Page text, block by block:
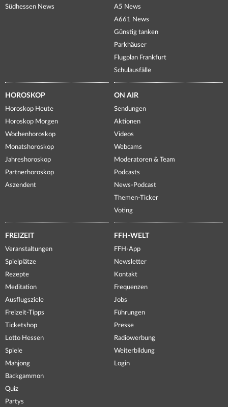
Südhessen News
A5 News
A661 News
Günstig tanken
Parkhäuser
Flugplan Frankfurt
Schulausfälle
HOROSKOP
Horoskop Heute
Horoskop Morgen
Wochenhoroskop
Monatshoroskop
Jahreshoroskop
Partnerhoroskop
Aszendent
ON AIR
Sendungen
Aktionen
Videos
Webcams
Moderatoren & Team
Podcasts
News-Podcast
Themen-Ticker
Voting
FREIZEIT
Veranstaltungen
Spielplätze
Rezepte
Meditation
Ausflugsziele
Freizeit-Tipps
Ticketshop
Lotto Hessen
Spiele
Mahjong
Backgammon
Quiz
Partys
FFH-WELT
FFH-App
Newsletter
Kontakt
Frequenzen
Jobs
Führungen
Presse
Radiowerbung
Weiterbildung
Login